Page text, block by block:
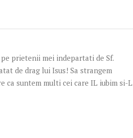
prietenii mei indepartati de Sf.
de drag lui Isus! Sa strangem
ca suntem multi cei care IL iubim si-L